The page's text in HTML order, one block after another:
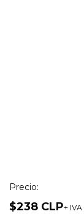
Precio:
$238 CLP+ IVA